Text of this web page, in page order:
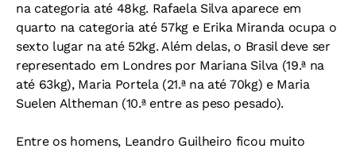
na categoria até 48kg. Rafaela Silva aparece em
quarto na categoria até 57kg e Erika Miranda ocupa o
sexto lugar na até 52kg. Além delas, o Brasil deve ser
representado em Londres por Mariana Silva (19.ª na
até 63kg), Maria Portela (21.ª na até 70kg) e Maria
Suelen Altheman (10.ª entre as peso pesado).
Entre os homens, Leandro Guilheiro ficou muito